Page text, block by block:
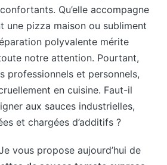
Qu’elle accompagne
une pizza maison ou subliment
polyvalente mérite
notre attention. Pourtant,
professionnels et personnels,
en cuisine. Faut-il
aux sauces industrielles,
et chargées d’additifs ?
vous propose aujourd’hui de